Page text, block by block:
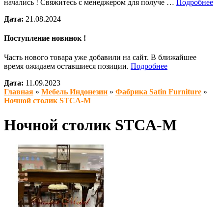
начались ! Свяжитесь с менеджером для получе …
Подробнее
Дата: 21.08.2024
Поступление новинок !
Часть нового товара уже добавили на сайт. В ближайшее
время ожидаем оставшиеся позиции. Подробнее
Дата: 11.09.2023
Главная » Мебель Индонезии » Фабрика Satin Furniture »
Ночной столик STCA-M
Ночной столик STCA-M